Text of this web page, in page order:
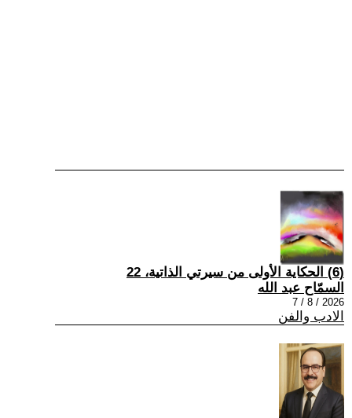
(6) الحكاية الأولى من سيرتي الذاتية، 22
السمّاح عبد الله
2026 / 8 / 7
الادب والفن